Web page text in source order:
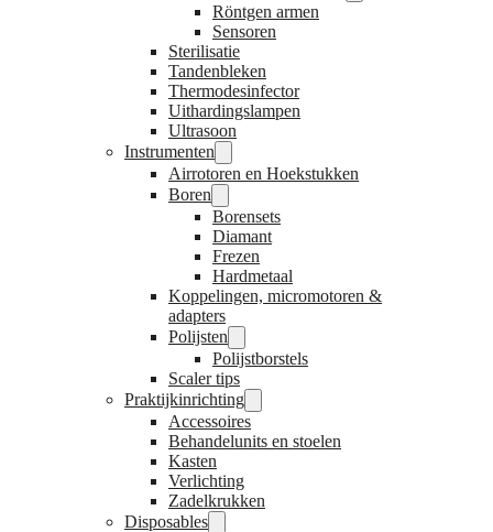
Röntgen armen
Sensoren
Sterilisatie
Tandenbleken
Thermodesinfector
Uithardingslampen
Ultrasoon
Instrumenten
Airrotoren en Hoekstukken
Boren
Borensets
Diamant
Frezen
Hardmetaal
Koppelingen, micromotoren &
adapters
Polijsten
Polijstborstels
Scaler tips
Praktijkinrichting
Accessoires
Behandelunits en stoelen
Kasten
Verlichting
Zadelkrukken
Disposables